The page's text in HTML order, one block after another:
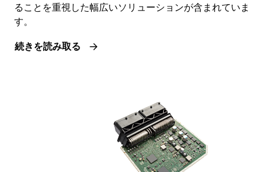
ることを重視した幅広いソリューションが含まれていま
す。
続きを読み取る